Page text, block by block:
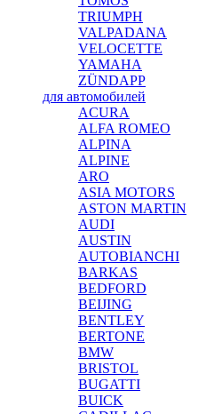
TRIUMPH
VALPADANA
VELOCETTE
YAMAHA
ZÜNDAPP
для автомобилей
ACURA
ALFA ROMEO
ALPINA
ALPINE
ARO
ASIA MOTORS
ASTON MARTIN
AUDI
AUSTIN
AUTOBIANCHI
BARKAS
BEDFORD
BEIJING
BENTLEY
BERTONE
BMW
BRISTOL
BUGATTI
BUICK